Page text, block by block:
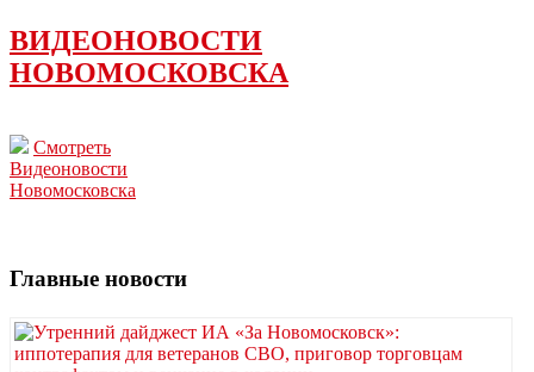
ВИДЕОНОВОСТИ
НОВОМОСКОВСКА
Смотреть
Видеоновости
Новомосковска
Главные новости